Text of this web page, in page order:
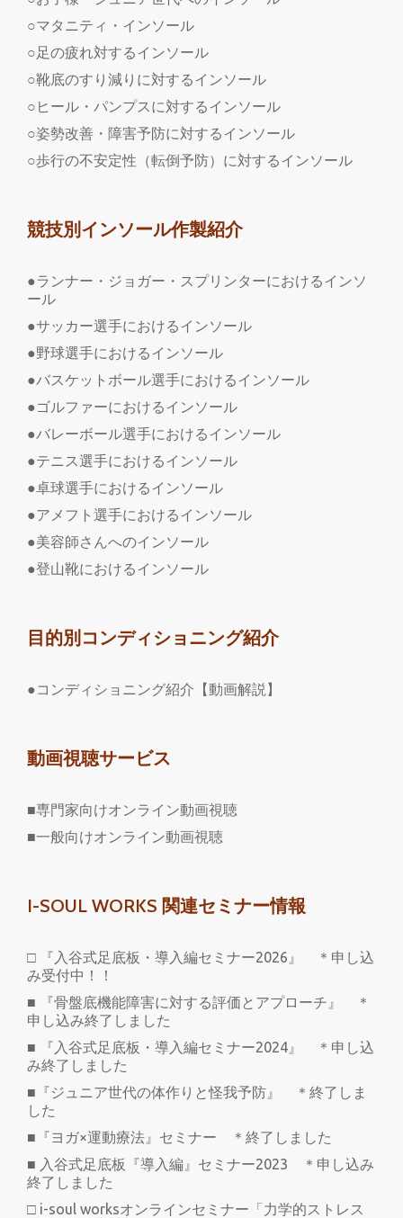
○マタニティ・インソール
○足の疲れ対するインソール
○靴底のすり減りに対するインソール
○ヒール・パンプスに対するインソール
○姿勢改善・障害予防に対するインソール
○歩行の不安定性（転倒予防）に対するインソール
競技別インソール作製紹介
●ランナー・ジョガー・スプリンターにおけるインソ
ール
●サッカー選手におけるインソール
●野球選手におけるインソール
●バスケットボール選手におけるインソール
●ゴルファーにおけるインソール
●バレーボール選手におけるインソール
●テニス選手におけるインソール
●卓球選手におけるインソール
●アメフト選手におけるインソール
●美容師さんへのインソール
●登山靴におけるインソール
目的別コンディショニング紹介
●コンディショニング紹介【動画解説】
動画視聴サービス
■専門家向けオンライン動画視聴
■一般向けオンライン動画視聴
I-SOUL WORKS 関連セミナー情報
□ 『入谷式足底板・導入編セミナー2026』 ＊申し込
み受付中！！
■ 『骨盤底機能障害に対する評価とアプローチ』 ＊
申し込み終了しました
■ 『入谷式足底板・導入編セミナー2024』 ＊申し込
み終了しました
■『ジュニア世代の体作りと怪我予防』 ＊終了しま
した
■『ヨガ×運動療法』セミナー ＊終了しました
■ 入谷式足底板『導入編』セミナー2023 ＊申し込み
終了しました
□ i-soul worksオンラインセミナー「力学的ストレス